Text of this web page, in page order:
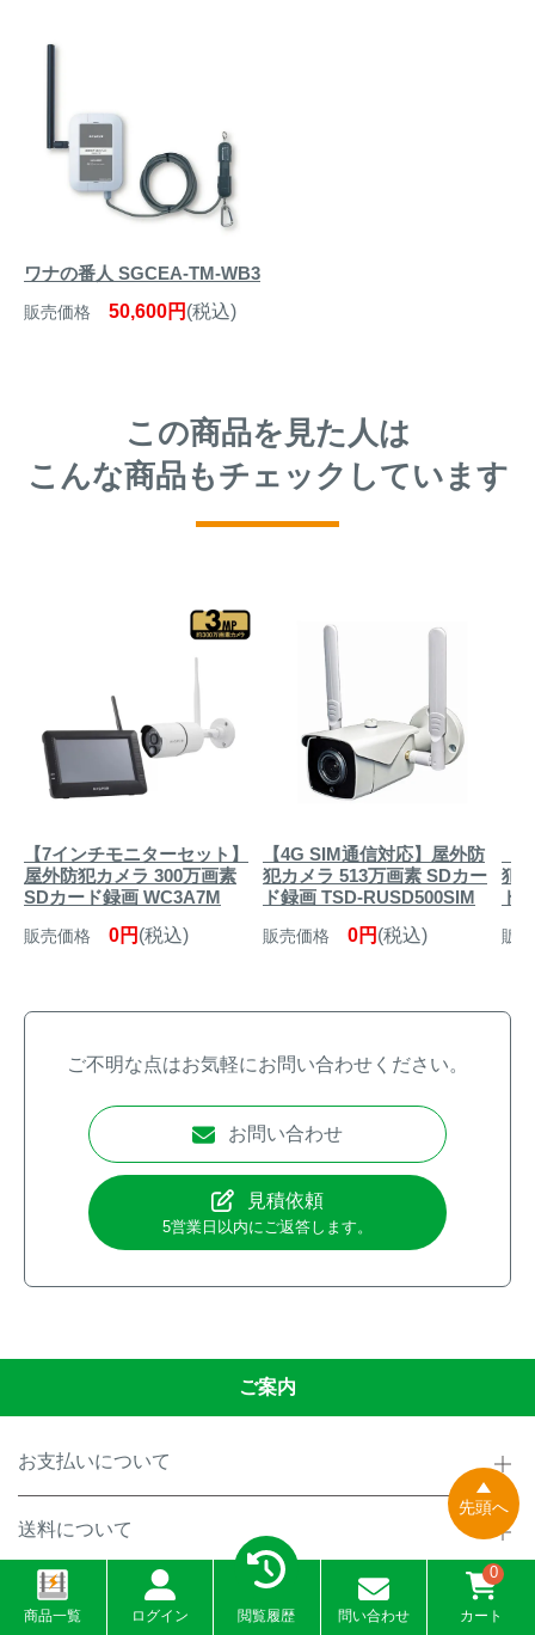
ワナの番人 SGCEA-TM-WB3
販売価格 50,600円 (税込)
この商品を見た人は
こんな商品もチェックしています
【7インチモニターセット】
屋外防犯カメラ 300万画素
SDカード録画 WC3A7M
販売価格 0円 (税込)
【4G SIM通信対応】屋外防
犯カメラ 513万画素 SDカー
ド録画 TSD-RUSD500SIM
販売価格 0円 (税込)
犯
ド
販
ご不明な点はお気軽にお問い合わせください。
お問い合わせ
見積依頼
5営業日以内にご返答します。
ご案内
お支払いについて
送料について
配送について
商品一覧 ログイン 閲覧履歴 問い合わせ
0
カート
先頭へ